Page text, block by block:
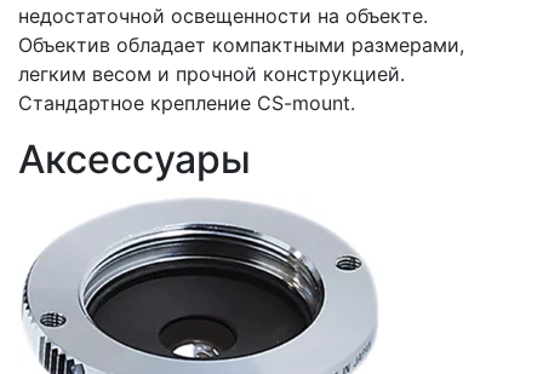
недостаточной освещенности на объекте.
Объектив обладает компактными размерами,
легким весом и прочной конструкцией.
Стандартное крепление CS-mount.
Аксессуары